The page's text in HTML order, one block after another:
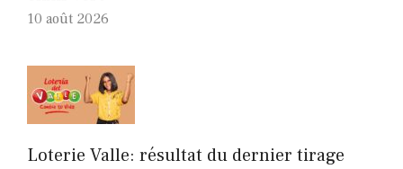
10 août 2026
Loterie Valle: résultat du dernier tirage